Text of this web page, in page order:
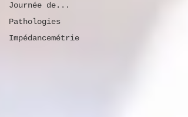
Journée de...
Pathologies
Impédancemétrie